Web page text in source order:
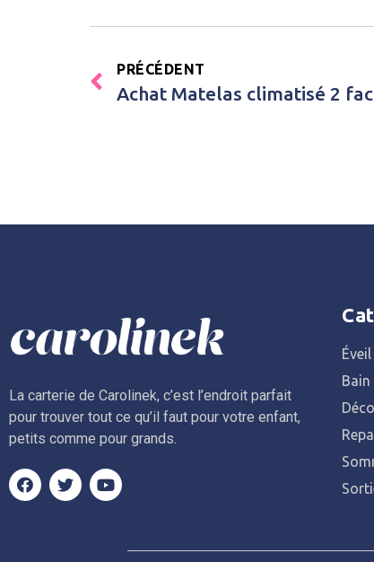
PRÉCÉDENT
La carterie de Carolinek, c’est l’endroit parfait
pour trouver tout ce qu’il faut pour votre enfant,
petits comme pour grands.